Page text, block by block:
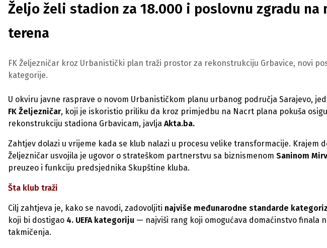
Željo želi stadion za 18.000 i poslovnu zgradu na
terena
FK Željezničar kroz Urbanistički plan traži prostor za rekonstrukciju Grbavice, novi
kategorije.
U okviru javne rasprave o novom Urbanističkom planu urbanog područja Sarajevo,
FK Željezničar, koji je iskoristio priliku da kroz primjedbu na Nacrt plana pokuša
rekonstrukciju stadiona Grbavicam, javlja Akta.ba.
Zahtjev dolazi u vrijeme kada se klub nalazi u procesu velike transformacije. Krajem
Željezničar usvojila je ugovor o strateškom partnerstvu sa biznismenom Saninom
preuzeo i funkciju predsjednika Skupštine kluba.
Šta klub traži
Cilj zahtjeva je, kako se navodi, zadovoljiti najviše međunarodne standarde
koji bi dostigao 4. UEFA kategoriju — najviši rang koji omogućava domaćinstvo finala
takmičenja.